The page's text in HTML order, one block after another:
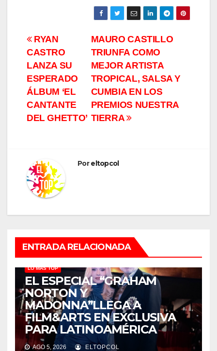
Navegación
de
entradas
MAURO CASTILLO
TRIUNFA COMO
MEJOR ARTISTA
TROPICAL, SALSA Y
CUMBIA EN LOS
PREMIOS NUESTRA
TIERRA
RYAN
CASTRO
LANZA SU
ESPERADO
ÁLBUM ‘EL
CANTANTE
DEL GHETTO’
Poreltopcol
ENTRADA RELACIONADA
LO MÁS TOP
EL ESPECIAL “GRAHAM
NORTON Y
MADONNA”LLEGA A
FILM&ARTS EN EXCLUSIVA
PARA LATINOAMÉRICA
AGO 5, 2026 ELTOPCOL